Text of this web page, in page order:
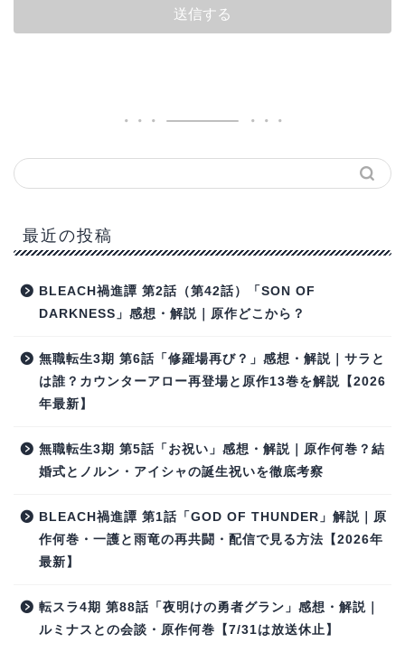
最近の投稿
BLEACH禍進譚 第2話（第42話）「SON OF
DARKNESS」感想・解説｜原作どこから？
無職転生3期 第6話「修羅場再び？」感想・解説｜サラと
は誰？カウンターアロー再登場と原作13巻を解説【2026
年最新】
無職転生3期 第5話「お祝い」感想・解説｜原作何巻？結
婚式とノルン・アイシャの誕生祝いを徹底考察
BLEACH禍進譚 第1話「GOD OF THUNDER」解説｜原
作何巻・一護と雨竜の再共闘・配信で見る方法【2026年
最新】
転スラ4期 第88話「夜明けの勇者グラン」感想・解説｜
ルミナスとの会談・原作何巻【7/31は放送休止】